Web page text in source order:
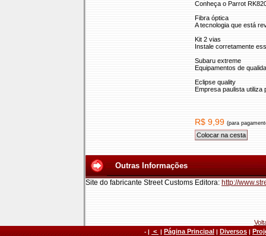
Conheça o Parrot
Fibra óptica
A tecnologia que está
Kit 2 vias
Instale corretamente
Subaru extreme
Equipamentos de
Eclipse quality
Empresa paulista utiliza
R$ 9,99 (para
Outras Informações
Site do fabricante Street Customs Editora: http://
- | < | Página Principal | Diversos |